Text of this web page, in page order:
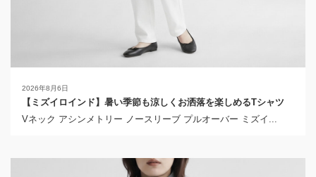
2026年8月6日
【ミズイロインド】暑い季節も涼しくお洒落を楽しめるTシャツ
Vネック アシンメトリー ノースリーブ プルオーバー ミズイ...